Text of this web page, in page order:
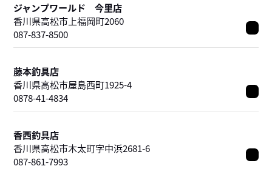
ジャンプワールド 今里店
香川県高松市上福岡町2060
087-837-8500
藤本釣具店
香川県高松市屋島西町1925-4
0878-41-4834
香西釣具店
香川県高松市木太町字中浜2681-6
087-861-7993